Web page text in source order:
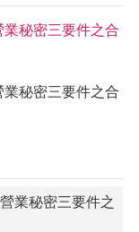
秘密三要件之合
秘密三要件之合
業秘密三要件之